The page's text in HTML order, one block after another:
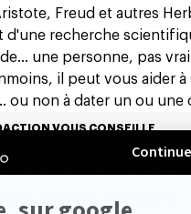
Freud et autres
d'une recherche
une personne, pas
il peut vous aider à
ou non à dater un ou une
VOUS CONSEILLE
et sexe au travail : 10
est une machine à
votre profil ?